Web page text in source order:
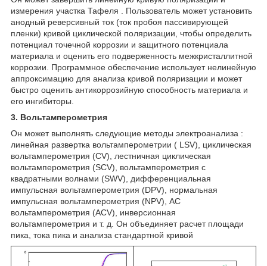
измерения участка Тафеля . Пользователь может установить
анодный реверсивный ток (ток пробоя пассивирующей
пленки) кривой циклической поляризации, чтобы определить
потенциал точечной коррозии и защитного потенциала
материала и оценить его подверженность межкристаллитной
коррозии. Программное обеспечение использует нелинейную
аппроксимацию для анализа кривой поляризации и может
быстро оценить антикоррозийную способность материала и
его ингибиторы.
3. Вольтамперометрия
Он может выполнять следующие методы электроанализа :
линейная развертка вольтамперометрии ( LSV), циклическая
вольтамперометрия (CV), лестничная циклическая
вольтамперометрия (SCV), вольтамперометрия с
квадратными волнами (SWV), дифференциальная
импульсная вольтамперометрия (DPV), нормальная
импульсная вольтамперометрия (NPV), AC
вольтамперометрия (ACV), инверсионная
вольтамперометрия и т. д. Он объединяет расчет площади
пика, тока пика и анализа стандартной кривой